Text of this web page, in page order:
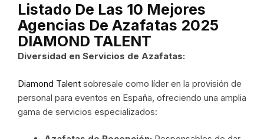
Listado De Las 10 Mejores
Agencias De Azafatas 2025
DIAMOND TALENT
Diversidad en Servicios de Azafatas:
Diamond Talent sobresale como líder en la provisión de
personal para eventos en España, ofreciendo una amplia
gama de servicios especializados: